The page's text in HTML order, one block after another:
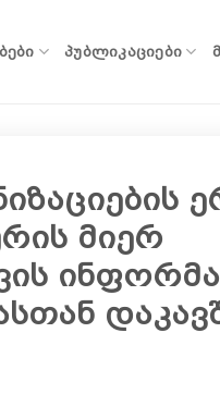
ᲞᲣᲑᲚᲘᲙᲐᲪᲘᲔᲑᲘ
მიერ